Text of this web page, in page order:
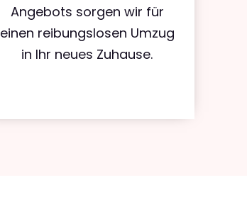
Angebots sorgen wir für
einen reibungslosen Umzug
in Ihr neues Zuhause.